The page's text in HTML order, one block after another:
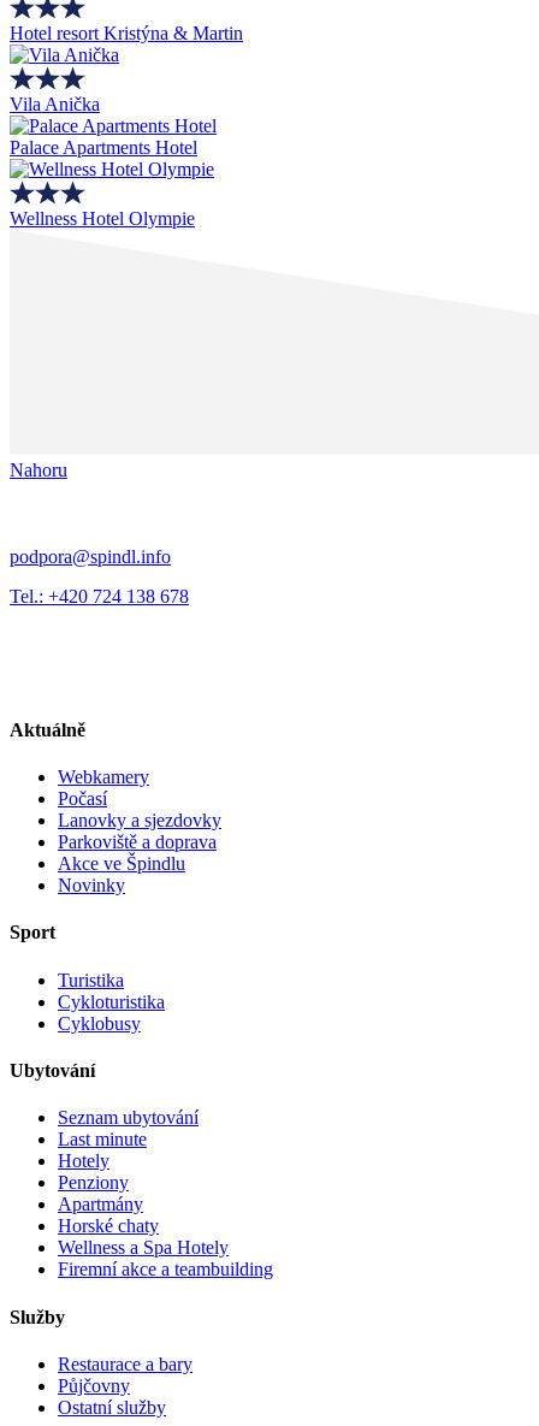
Hotel resort Kristýna & Martin
Vila Anička
Palace Apartments Hotel
Wellness Hotel Olympie
Nahoru
podpora@spindl.info
Tel.: +420 724 138 678
Aktuálně
Webkamery
Počasí
Lanovky a sjezdovky
Parkoviště a doprava
Akce ve Špindlu
Novinky
Sport
Turistika
Cykloturistika
Cyklobusy
Ubytování
Seznam ubytování
Last minute
Hotely
Penziony
Apartmány
Horské chaty
Wellness a Spa Hotely
Firemní akce a teambuilding
Služby
Restaurace a bary
Půjčovny
Ostatní služby